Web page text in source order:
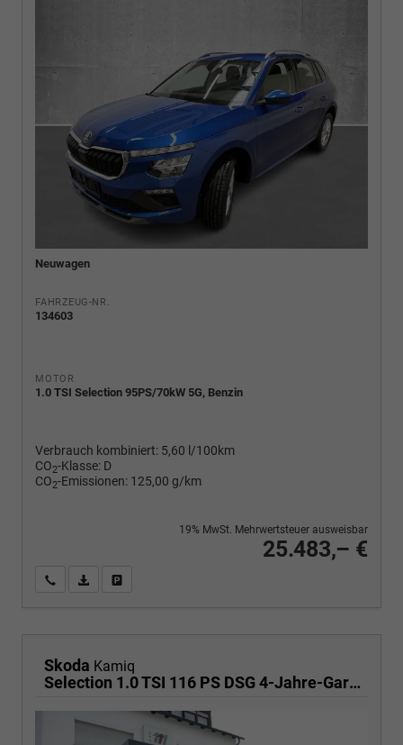
Neuwagen
FAHRZEUG-NR.
134603
MOTOR
1.0 TSI Selection 95PS/70kW 5G, Benzin
Verbrauch kombiniert: 5,60 l/100km
CO2-Klasse: D
CO2-Emissionen: 125,00 g/km
25.483,– €
19% MwSt. Mehrwertsteuer ausweisbar
Wir rufen Sie anPDF-Fahrzeugexposé drucken
Skoda Kamiq
Selection 1.0 TSI 116 PS DSG 4-Jahre-Garantie--Kessy-16" Alu-2-Zonen-Climatronic-Tempomat-LED-AppleCarPlay-AndroidAuto-Rückfahrkamera-2xPDC